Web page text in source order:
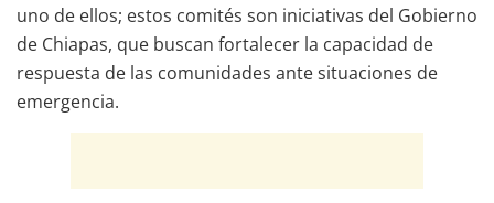
uno de ellos; estos comités son iniciativas del Gobierno
de Chiapas, que buscan fortalecer la capacidad de
respuesta de las comunidades ante situaciones de
emergencia.